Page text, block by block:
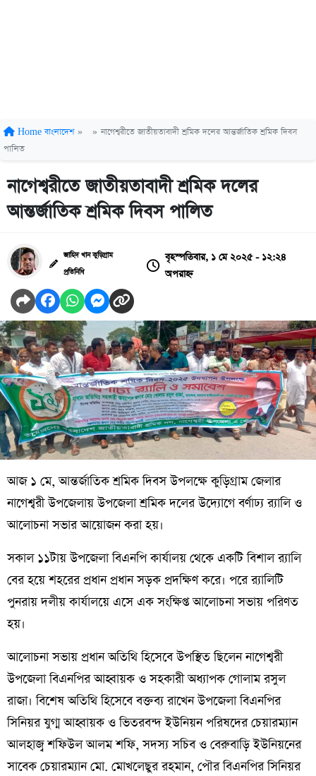
Home বাংলাদেশ » » নাগেশ্বরীতে জাতীয়তাবাদী শ্রমিক দলের আন্তর্জাতিক শ্রমিক দিবস
পালিত
নাগেশ্বরীতে জাতীয়তাবাদী শ্রমিক দলের
আন্তর্জাতিক শ্রমিক দিবস পালিত
জাহিদ খান কুড়িগ্রাম
প্রতিনিধি
বৃহস্পতিবার, ১ মে ২০২৫ - ১২:২৪
অপরাহ্ন
আজ ১ মে, আন্তর্জাতিক শ্রমিক দিবস উপলক্ষে কুড়িগ্রাম জেলার
নাগেশ্বরী উপজেলায় উপজেলা শ্রমিক দলের উদ্যোগে বর্ণাঢ্য র‍্যালি ও
আলোচনা সভার আয়োজন করা হয়।
সকাল ১১টায় উপজেলা বিএনপি কার্যালয় থেকে একটি বিশাল র‍্যালি
বের হয়ে শহরের প্রধান প্রধান সড়ক প্রদক্ষিণ করে। পরে র‍্যালিটি
পুনরায় দলীয় কার্যালয়ে এসে এক সংক্ষিপ্ত আলোচনা সভায় পরিণত
হয়।
আলোচনা সভায় প্রধান অতিথি হিসেবে উপস্থিত ছিলেন নাগেশ্বরী
উপজেলা বিএনপির আহ্বায়ক ও সহকারী অধ্যাপক গোলাম রসুল
রাজা। বিশেষ অতিথি হিসেবে বক্তব্য রাখেন উপজেলা বিএনপির
সিনিয়র যুগ্ম আহ্বায়ক ও ভিতরবন্দ ইউনিয়ন পরিষদের চেয়ারম্যান
আলহাজ্ব শফিউল আলম শফি, সদস্য সচিব ও বেরুবাড়ি ইউনিয়নের
সাবেক চেয়ারম্যান মো. মোখলেছুর রহমান, পৌর বিএনপির সিনিয়র